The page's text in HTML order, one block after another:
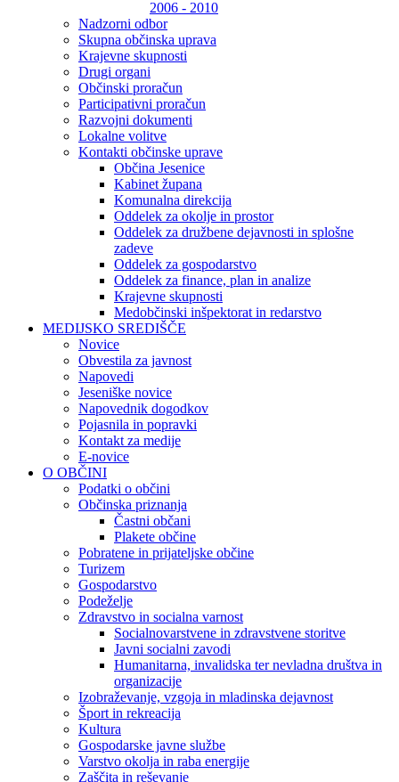
2006 - 2010
Nadzorni odbor
Skupna občinska uprava
Krajevne skupnosti
Drugi organi
Občinski proračun
Participativni proračun
Razvojni dokumenti
Lokalne volitve
Kontakti občinske uprave
Občina Jesenice
Kabinet župana
Komunalna direkcija
Oddelek za okolje in prostor
Oddelek za družbene dejavnosti in splošne
zadeve
Oddelek za gospodarstvo
Oddelek za finance, plan in analize
Krajevne skupnosti
Medobčinski inšpektorat in redarstvo
MEDIJSKO SREDIŠČE
Novice
Obvestila za javnost
Napovedi
Jeseniške novice
Napovednik dogodkov
Pojasnila in popravki
Kontakt za medije
E-novice
O OBČINI
Podatki o občini
Občinska priznanja
Častni občani
Plakete občine
Pobratene in prijateljske občine
Turizem
Gospodarstvo
Podeželje
Zdravstvo in socialna varnost
Socialnovarstvene in zdravstvene storitve
Javni socialni zavodi
Humanitarna, invalidska ter nevladna društva in
organizacije
Izobraževanje, vzgoja in mladinska dejavnost
Šport in rekreacija
Kultura
Gospodarske javne službe
Varstvo okolja in raba energije
Zaščita in reševanje